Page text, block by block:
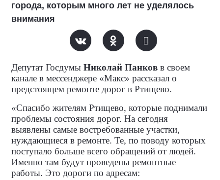
города, которым много лет не уделялось
внимания
Депутат Госдумы Николай Панков в своем
канале в мессенджере «Макс» рассказал о
предстоящем ремонте дорог в Ртищево.
«Спасибо жителям Ртищево, которые поднимали
проблемы состояния дорог. На сегодня
выявлены самые востребованные участки,
нуждающиеся в ремонте. Те, по поводу которых
поступало больше всего обращений от людей.
Именно там будут проведены ремонтные
работы. Это дороги по адресам: